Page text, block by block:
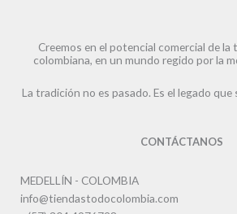
Creemos en el potencial comercial de
colombiana, en un mundo regido por la
La tradición no es pasado. Es el legado que
CONTÁCTANOS
MEDELLÍN - COLOMBIA
info@tiendastodocolombia.com